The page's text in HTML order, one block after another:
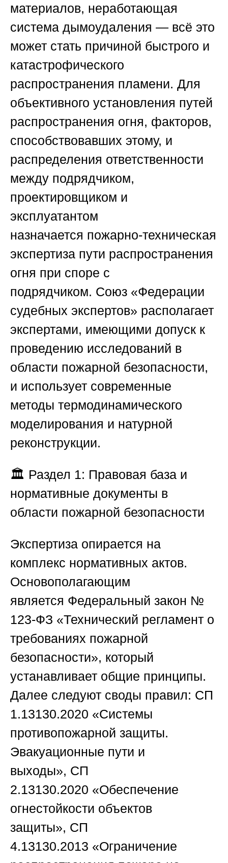
материалов, неработающая
система дымоудаления — всё это
может стать причиной быстрого и
катастрофического
распространения пламени. Для
объективного установления путей
распространения огня, факторов,
способствовавших этому, и
распределения ответственности
между подрядчиком,
проектировщиком и
эксплуатантом
назначается пожарно-техническая
экспертиза пути распространения
огня при споре с
подрядчиком. Союз «Федерации
судебных экспертов» располагает
экспертами, имеющими допуск к
проведению исследований в
области пожарной безопасности,
и использует современные
методы термодинамического
моделирования и натурной
реконструкции.
🏛️ Раздел 1: Правовая база и
нормативные документы в
области пожарной безопасности
Экспертиза опирается на
комплекс нормативных актов.
Основополагающим
является Федеральный закон №
123-ФЗ «Технический регламент о
требованиях пожарной
безопасности», который
устанавливает общие принципы.
Далее следуют своды правил: СП
1.13130.2020 «Системы
противопожарной защиты.
Эвакуационные пути и
выходы», СП
2.13130.2020 «Обеспечение
огнестойкости объектов
защиты», СП
4.13130.2013 «Ограничение